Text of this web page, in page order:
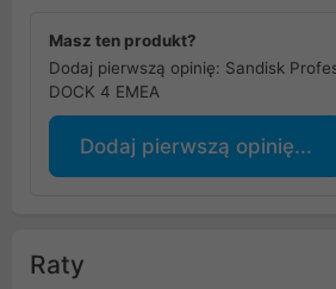
Masz ten produkt?
Dodaj pierwszą opinię: Sandisk
DOCK 4 EMEA
Dodaj pierwszą opinię...
Raty